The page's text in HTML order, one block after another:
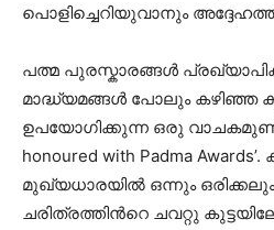
പൊളിച്ചെറിയുവാനും
പത്മ പുരസ്കാരങ്ങൾ
മാദ്ധ്യമങ്ങൾ പോലും കഴിഞ്ഞ
ഉപയോഗിക്കുന്ന ഒരു വാചകമുണ്ട്.
honoured with Padma
മുഖ്യധാരയിൽ ഒന്നും ഒരിക്കലും
ചരിത്രത്തിൻറെ ചവറ്റു